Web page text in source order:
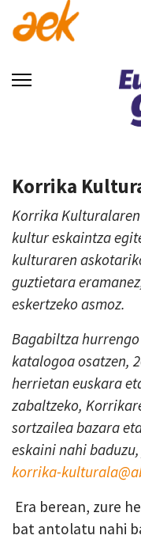
Korrika
Korrika
kultur eskaintza
kulturaren
guztietara
eskertzeko asmoz.
Bagabiltza
katalogoa osatzen,
herrietan euskara
zabaltzeko,
sortzailea bazara
eskaini nahi
korrika-
Era berean, zure
bat antolatu nahi